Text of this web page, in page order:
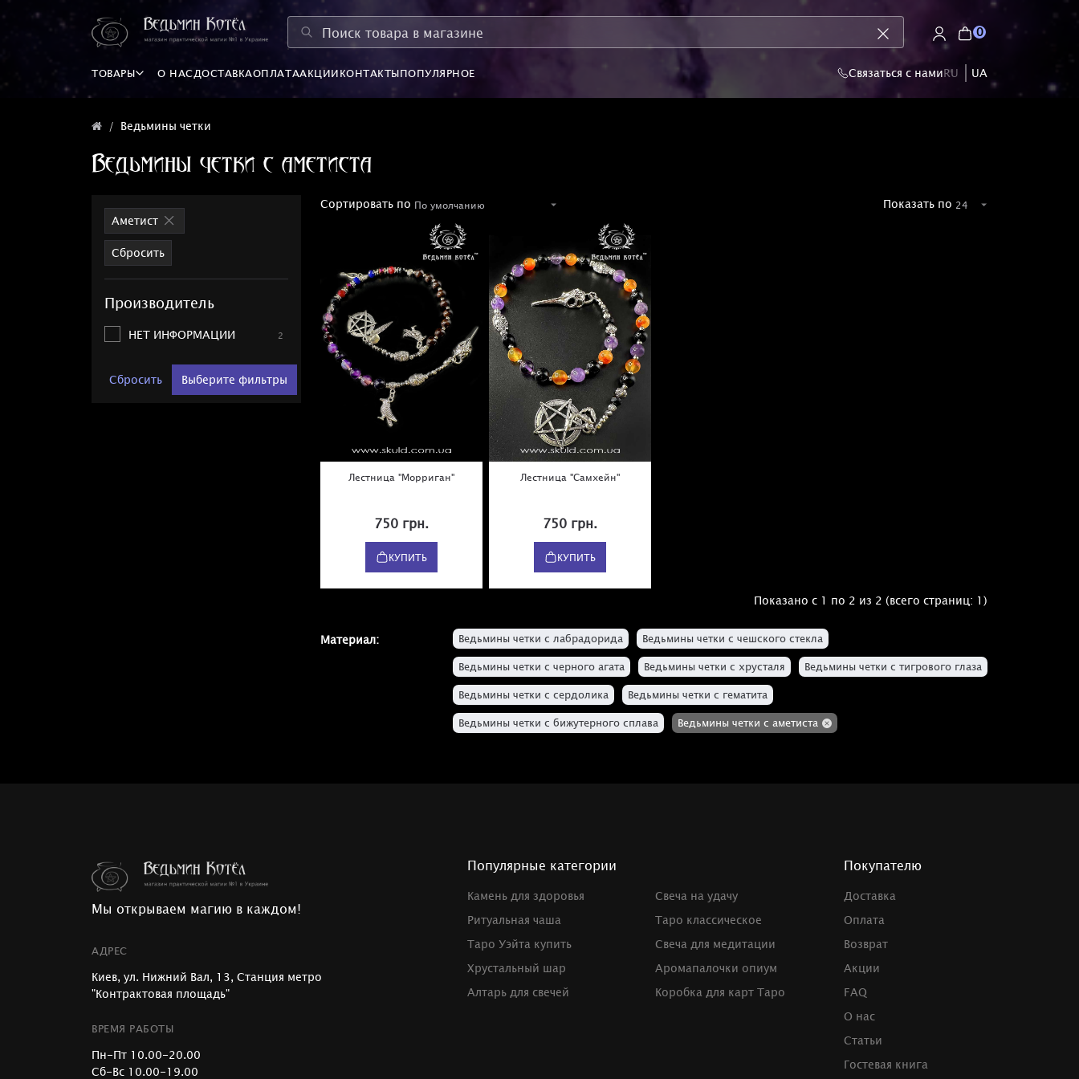
0
ТОВАРЫ О НАСДОСТАВКАОПЛАТААКЦИИКОНТАКТЫПОПУЛЯРНОЕ Связаться с намиRU UA
Ведьмины четки
Ведьмины четки с аметиста
Аметист
Сбросить
Производитель
НЕТ ИНФОРМАЦИИ 2
Сбросить Выберите фильтры
Сортировать по Показать по
Лестница "Морриган"
750 грн.
КУПИТЬ
Лестница "Самхейн"
750 грн.
КУПИТЬ
Показано с 1 по 2 из 2 (всего страниц: 1)
Материал: Ведьмины четки с лабрадорида Ведьмины четки с чешского стекла
Ведьмины четки с черного агата Ведьмины четки с хрусталя Ведьмины четки с тигрового глаза
Ведьмины четки с сердолика Ведьмины четки с гематита
Ведьмины четки с бижутерного сплава Ведьмины четки с аметиста
Мы открываем магию в каждом!
АДРЕС
Киев, ул. Нижний Вал, 13, Станция метро
"Контрактовая площадь"
ВРЕМЯ РАБОТЫ
Пн-Пт 10.00-20.00
Сб-Вс 10.00-19.00
Популярные категории
Камень для здоровья
Свеча на удачу
Ритуальная чаша
Таро классическое
Таро Уэйта купить
Свеча для медитации
Хрустальный шар
Аромапалочки опиум
Алтарь для свечей
Коробка для карт Таро
Покупателю
Доставка
Оплата
Возврат
Акции
FAQ
О нас
Статьи
Гостевая книга